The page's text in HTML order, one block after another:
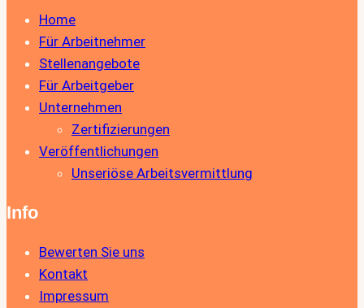
Home
Für Arbeitnehmer
Stellenangebote
Für Arbeitgeber
Unternehmen
Zertifizierungen
Veröffentlichungen
Unseriöse Arbeitsvermittlung
Info
Bewerten Sie uns
Kontakt
Impressum